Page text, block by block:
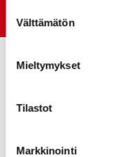
valinta
Välttämätön
Mieltymykset
Tilastot
Markkinointi